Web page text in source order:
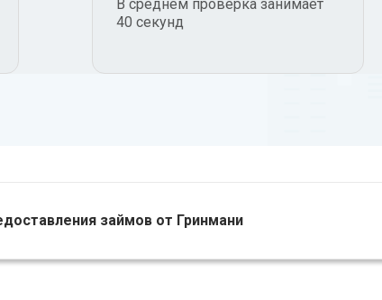
В среднем проверка занимает
40 секунд
займов от Гринмани